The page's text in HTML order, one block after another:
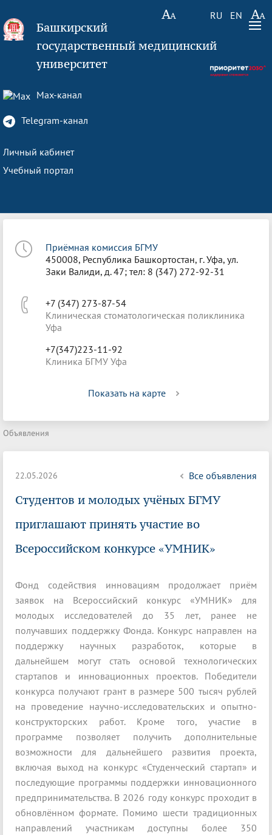
RU EN
Башкирский
государственный медицинский
университет
Max-канал
Telegram-канал
Личный кабинет
Учебный портал
Приёмная комиссия БГМУ
450008, Республика Башкортостан, г. Уфа, ул.
Заки Валиди, д. 47; тел: 8 (347) 272-92-31
+7 (347) 273-87-54
Клиническая стоматологическая поликлиника
Уфа
+7(347)223-11-92
Клиника БГМУ Уфа
Показать на карте
Объявления
22.05.2026 Все объявления
Студентов и молодых учёных БГМУ
приглашают принять участие во
Всероссийском конкурсе «УМНИК»
Фонд содействия инновациям продолжает приём
заявок на Всероссийский конкурс «УМНИК» для
молодых исследователей до 35 лет, ранее не
получавших поддержку Фонда. Конкурс направлен на
поддержку научных разработок, которые в
дальнейшем могут стать основой технологических
стартапов и инновационных проектов. Победители
конкурса получают грант в размере 500 тысяч рублей
на проведение научно-исследовательских и опытно-
конструкторских работ. Кроме того, участие в
программе позволяет получить дополнительные
возможности для дальнейшего развития проекта,
включая выход на конкурс «Студенческий стартап» и
последующие программы поддержки инновационного
предпринимательства. В 2026 году конкурс проходит в
обновлённом формате. Помимо шести традиционных
направлений участникам доступны более 350